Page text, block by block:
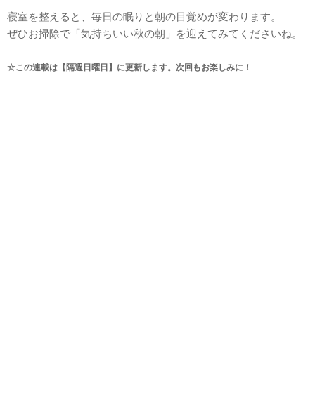
寝室を整えると、毎日の眠りと朝の目覚めが変わります。
ぜひお掃除で「気持ちいい秋の朝」を迎えてみてくださいね。
☆この連載は【隔週日曜日】に更新します。次回もお楽しみに！